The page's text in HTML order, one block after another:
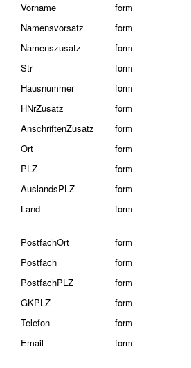
Vorname
form
Namensvorsatz
form
Namenszusatz
form
Str
form
Hausnummer
form
HNrZusatz
form
AnschriftenZusatz
form
Ort
form
PLZ
form
AuslandsPLZ
form
Land
form
PostfachOrt
form
Postfach
form
PostfachPLZ
form
GKPLZ
form
Telefon
form
Email
form